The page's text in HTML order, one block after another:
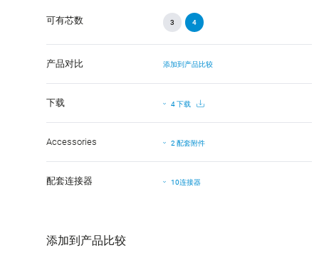
可有芯数 3 4
产品对比 添加到产品比较
下载 4 下载
Accessories 2 配套附件
配套连接器 10连接器
添加到产品比较